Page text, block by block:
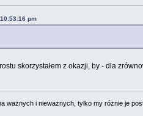
pm
skorzystałem z okazji, by - dla
ważnych i nieważnych, tylko my różnie je